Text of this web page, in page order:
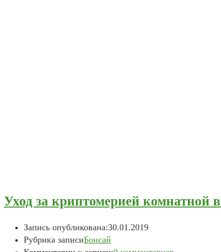
Уход за криптомерией комнатной
Запись опубликована:30.01.2019
Рубрика записиБонсай